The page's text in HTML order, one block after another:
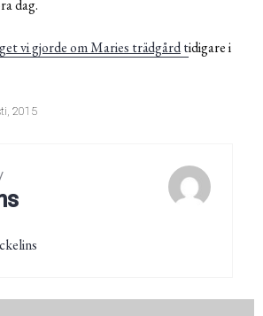
dag.
vi gjorde om Maries trädgårdtidigare i
2015